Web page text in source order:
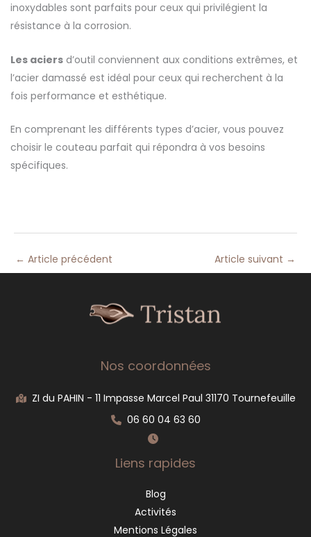
inoxydables sont parfaits pour ceux qui privilégient la
résistance à la corrosion.
Les aciers d’outil conviennent aux conditions extrêmes, et
l’acier damassé est idéal pour ceux qui recherchent à la
fois performance et esthétique.
En comprenant les différents types d’acier, vous pouvez
choisir le couteau parfait qui répondra à vos besoins
spécifiques.
← Article précédent Article suivant →
Nos coordonnées
ZI du PAHIN - 11 Impasse Marcel Paul 31170 Tournefeuille
06 60 04 63 60
Liens rapides
Blog
Activités
Mentions Légales